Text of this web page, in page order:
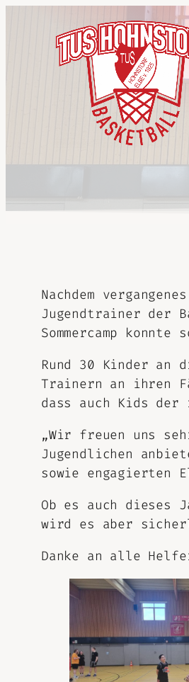
Nachdem
Jugendtrainer der
Sommercamp
Rund 30 Kinder an
Trainern an ihren
dass auch Kids
„Wir freuen uns
Jugendlichen
sowie engagierten
Ob es auch dieses
wird es aber
Danke an alle